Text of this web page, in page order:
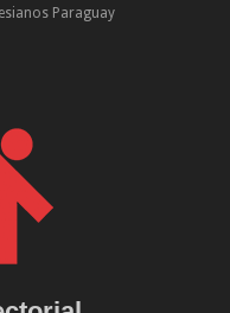
Paraguay